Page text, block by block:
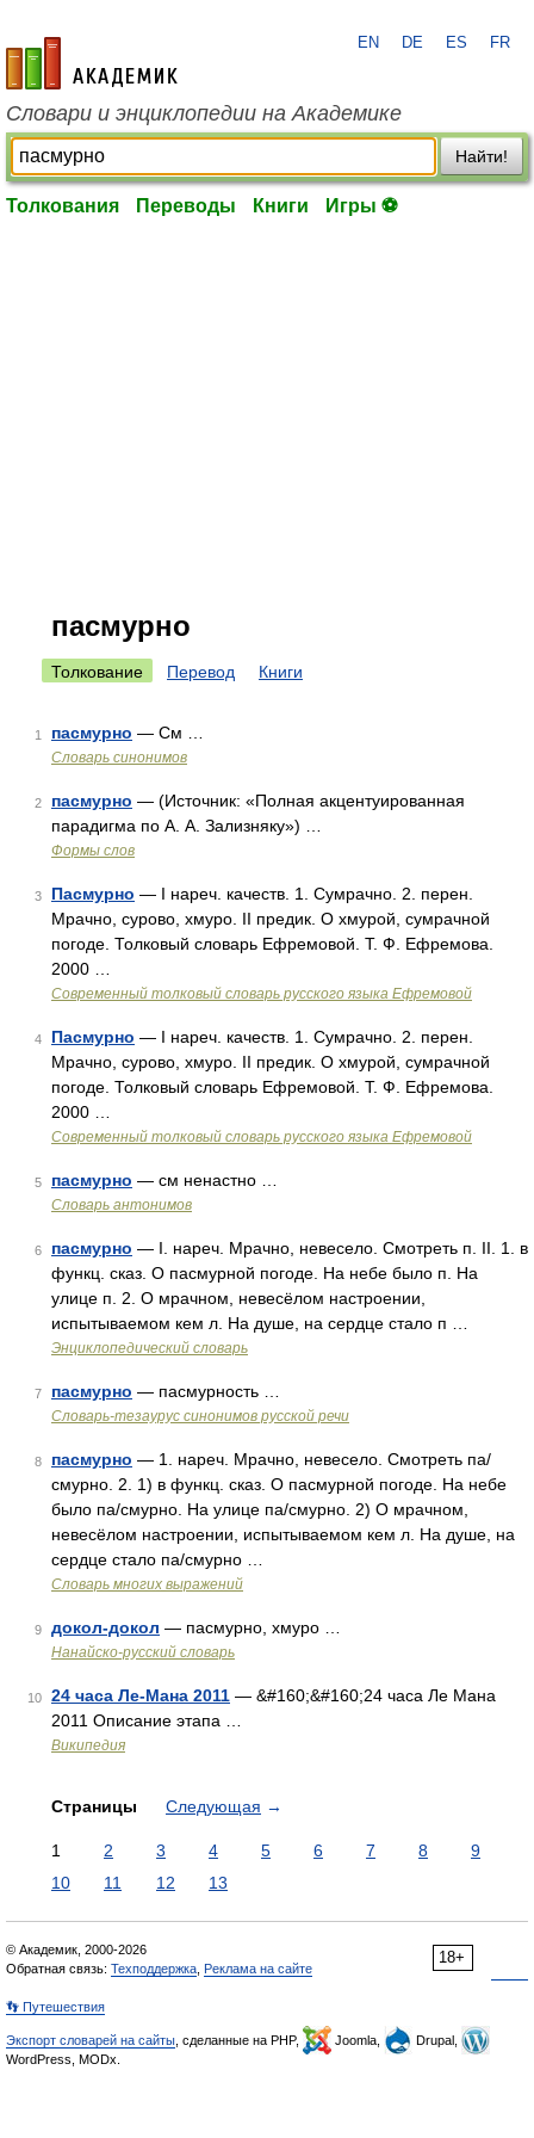
academic.ru
EN DE ES FR
Словари и энциклопедии на Академике
Найти!
Толкования Переводы Книги Игры ⚽
пасмурно
Толкование Перевод Книги
1 пасмурно — См …
Словарь синонимов
2 пасмурно — (Источник: «Полная акцентуированная
парадигма по А. А. Зализняку») …
Формы слов
3 Пасмурно — I нареч. качеств. 1. Сумрачно. 2. перен.
Мрачно, сурово, хмуро. II предик. О хмурой, сумрачной
погоде. Толковый словарь Ефремовой. Т. Ф. Ефремова.
2000 …
Современный толковый словарь русского языка Ефремовой
4 Пасмурно — I нареч. качеств. 1. Сумрачно. 2. перен.
Мрачно, сурово, хмуро. II предик. О хмурой, сумрачной
погоде. Толковый словарь Ефремовой. Т. Ф. Ефремова.
2000 …
Современный толковый словарь русского языка Ефремовой
5 пасмурно — см ненастно …
Словарь антонимов
6 пасмурно — I. нареч. Мрачно, невесело. Смотреть п. II. 1. в
функц. сказ. О пасмурной погоде. На небе было п. На
улице п. 2. О мрачном, невесёлом настроении,
испытываемом кем л. На душе, на сердце стало п …
Энциклопедический словарь
7 пасмурно — пасмурность …
Словарь-тезаурус синонимов русской речи
8 пасмурно — 1. нареч. Мрачно, невесело. Смотреть па/
смурно. 2. 1) в функц. сказ. О пасмурной погоде. На небе
было па/смурно. На улице па/смурно. 2) О мрачном,
невесёлом настроении, испытываемом кем л. На душе, на
сердце стало па/смурно …
Словарь многих выражений
9 докол-докол — пасмурно, хмуро …
Нанайско-русский словарь
10 24 часа Ле-Мана 2011 — &#160;&#160;24 часа Ле Мана
2011 Описание этапа …
Википедия
Страницы Следующая →
1 2 3 4 5 6 7 8
9
10
11 12 13
18+
© Академик, 2000-2026
Обратная связь: Техподдержка Реклама на сайте
👣 Путешествия
Экспорт словарей на сайты , сделанные на PHP, Joomla,
Drupal,
WordPress, MODx.